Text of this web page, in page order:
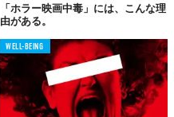
「ホラー映画中毒」には、こんな理
由がある。
WELL-BEING